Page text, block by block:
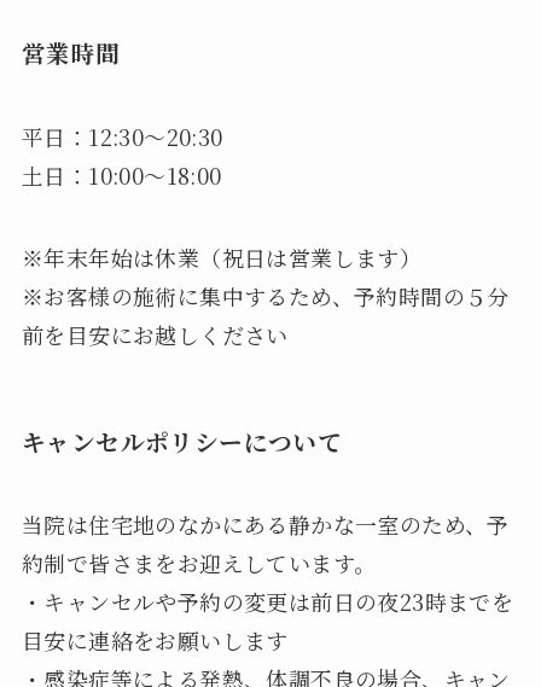
営業時間
平日：12:30～20:30
土日：10:00～18:00
※年末年始は休業（祝日は営業します）
※お客様の施術に集中するため、予約時間の５分
前を目安にお越しください
キャンセルポリシーについて
当院は住宅地のなかにある静かな一室のため、予
約制で皆さまをお迎えしています。
・キャンセルや予約の変更は前日の夜23時までを
目安に連絡をお願いします
・感染症等による発熱、体調不良の場合、キャン